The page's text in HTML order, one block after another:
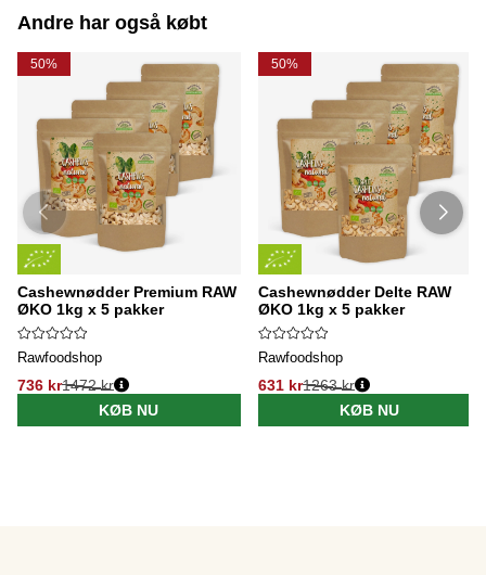
Andre har også købt
50%
Cashewnødder Premium RAW
ØKO 1kg x 5 pakker
Rawfoodshop
736 kr1472 kr
KØB NU
50%
Cashewnødder Delte RAW
ØKO 1kg x 5 pakker
Rawfoodshop
631 kr1263 kr
KØB NU